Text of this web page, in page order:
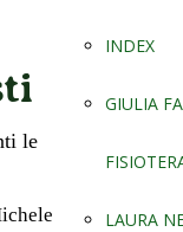
INDEX
GIULIA
LAURA
le